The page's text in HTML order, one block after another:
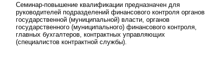
Семинар-повышение квалификации предназначен для
руководителей подразделений финансового контроля органов
государственной (муниципальной) власти, органов
государственного (муниципального) финансового контроля,
главных бухгалтеров, контрактных управляющих
(специалистов контрактной службы).